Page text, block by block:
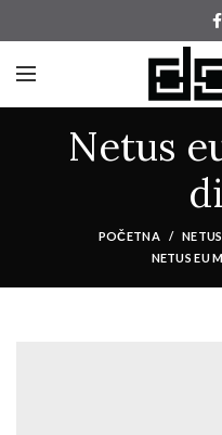
Netus
POČETNA
NETUS EU